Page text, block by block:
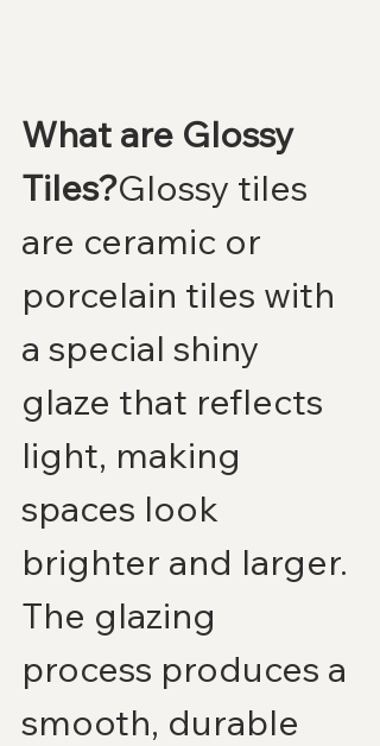
What are Glossy
Tiles?Glossy tiles
are ceramic or
porcelain tiles with
a special shiny
glaze that reflects
light, making
spaces look
brighter and larger.
The glazing
process produces a
smooth, durable